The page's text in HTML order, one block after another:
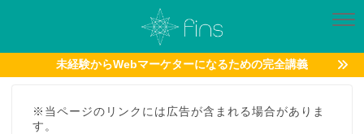
未経験からWebマーケターになるための完全講義
※当ページのリンクには広告が含まれる場合がありま
す。